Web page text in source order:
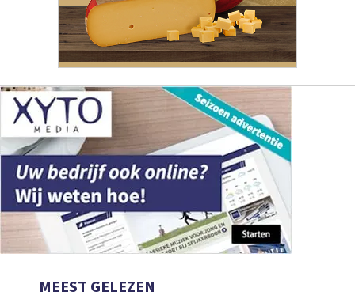
MEEST GELEZEN